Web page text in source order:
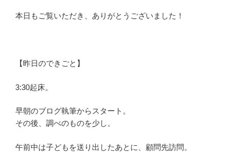
本日もご覧いただき、ありがとうございました！
【昨日のできごと】
3:30起床。
早朝のブログ執筆からスタート。
その後、調べのものを少し。
午前中は子どもを送り出したあとに、顧問先訪問。